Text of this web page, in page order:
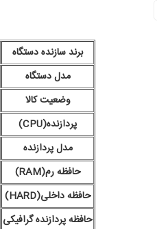
برند سازنده دستگاه
مدل دستگاه
وضعیت کالا
پردازنده(CPU)
مدل پردازنده
حافظه رم(RAM)
حافظه داخلی(HARD)
حافظه پردازنده گرافیکی